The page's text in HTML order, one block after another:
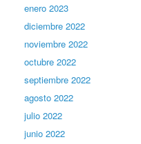
enero 2023
diciembre 2022
noviembre 2022
octubre 2022
septiembre 2022
agosto 2022
julio 2022
junio 2022